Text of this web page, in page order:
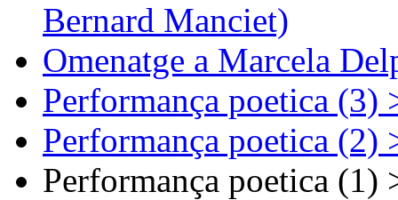
Bernard Manciet)
Omenatge a Marcela
Performança poetica (3)
Performança poetica (2)
Performança poetica (1)